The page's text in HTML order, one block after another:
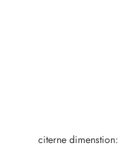
citerne dimenstion: